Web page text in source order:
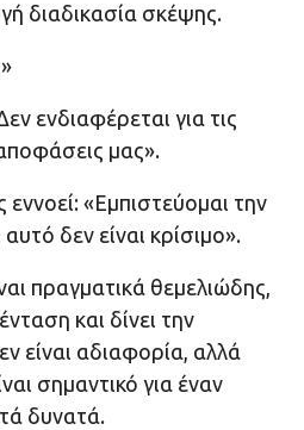
διαδικασία σκέψης.
ενδιαφέρεται για τις
μας».
«Εμπιστεύομαι την
δεν είναι κρίσιμο».
πραγματικά θεμελιώδης,
και δίνει την
είναι αδιαφορία, αλλά
σημαντικό για έναν
δυνατά.